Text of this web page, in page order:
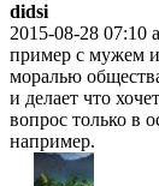
didsi
2015-08-28 07:10
пример с мужем
моралью
и делает что
вопрос только в
например.